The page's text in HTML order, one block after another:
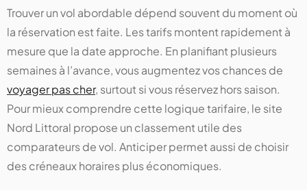
Trouver un vol abordable dépend souvent du moment où
la réservation est faite. Les tarifs montent rapidement à
mesure que la date approche. En planifiant plusieurs
semaines à l’avance, vous augmentez vos chances de
voyager pas cher, surtout si vous réservez hors saison.
Pour mieux comprendre cette logique tarifaire, le site
Nord Littoral propose un classement utile des
comparateurs de vol. Anticiper permet aussi de choisir
des créneaux horaires plus économiques.